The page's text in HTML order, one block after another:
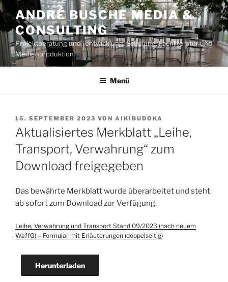
Zum
Inhalt
springen
ANDRÉ BUSCHE MEDIA &
CONSULTING
Projektberatung und -entwicklung, Schulung, Fachliteratur und
Medienproduktion
Menü
VERÖFFENTLICHT
AM
15. SEPTEMBER 2023 VON AIKIBUDOKA
Aktualisiertes Merkblatt „Leihe,
Transport, Verwahrung“ zum
Download freigegeben
Das bewährte Merkblatt wurde überarbeitet und steht
ab sofort zum Download zur Verfügung.
Leihe, Verwahrung und Transport Stand 09/2023 (nach neuem
WaffG) – Formular mit Erläuterungen (doppelseitig)
Herunterladen